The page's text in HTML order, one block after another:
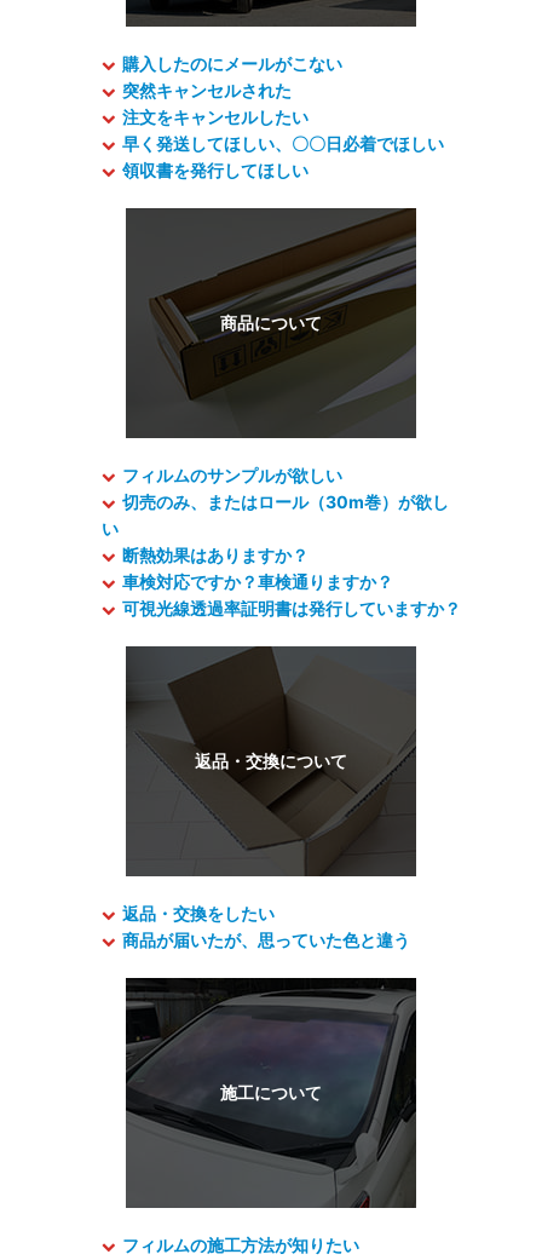
購入したのにメールがこない
突然キャンセルされた
注文をキャンセルしたい
早く発送してほしい、〇〇日必着でほしい
領収書を発行してほしい
フィルムのサンプルが欲しい
切売のみ、またはロール（30m巻）が欲し
い
断熱効果はありますか？
車検対応ですか？車検通りますか？
可視光線透過率証明書は発行していますか？
返品・交換をしたい
商品が届いたが、思っていた色と違う
フィルムの施工方法が知りたい